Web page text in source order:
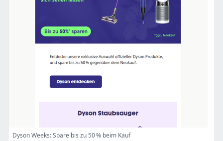
Dyson Weeks: Spare bis zu 50 % beim Kauf